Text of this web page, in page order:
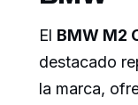
El BMW M2
destacado
la marca,